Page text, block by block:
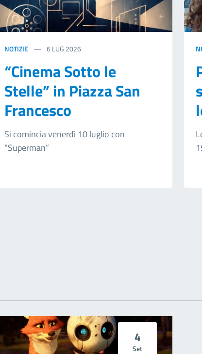
NOTIZIE 6 LUG 2026
“Cinema Sotto le
Stelle” in Piazza San
Francesco
Si comincia venerdì 10 luglio con
“Superman”
4
Set